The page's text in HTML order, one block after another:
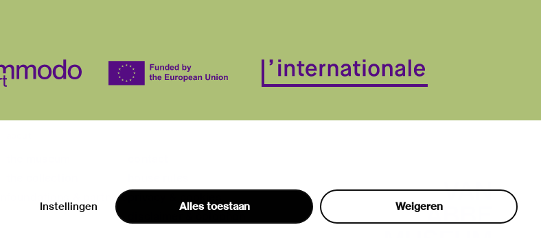
Alles toestaan Weigeren
Instellingen
foundations & partners